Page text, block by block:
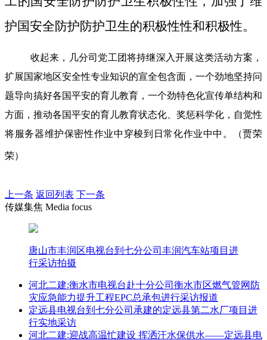
护国安全防护防护卫生的积极性性和积极性。
收起来，几分司党工团将持继深入开展这类活动方案，
扩展国家地区安全性专业知识的宣全包含面，一个劲地坚持问
题导向搞好各国平安的育儿教育，一个劲特色化宣传单结构和
方面，推动各国平安的育儿教育状态化、奖惩科学化，自觉性
将服务器维护保密性作业中穿梭到日常化作业中中。（贾荣
荣）
上一条 返回列表 下一条
传媒集焦 Media focus
唐山市丰润区电视台到七分公司丰润汽车站项目进
行采访拍摄
河北二建:衡水市电视台赴十分公司衡水市区燃气管网防
灾应急能力提升工程EPC总承包进行采访报道
定远县电视台到七分公司承建的定远县第二水厂项目进
行实地采访
河北二建:迎战高温忙建设 挥洒汗水保供水——定远县电